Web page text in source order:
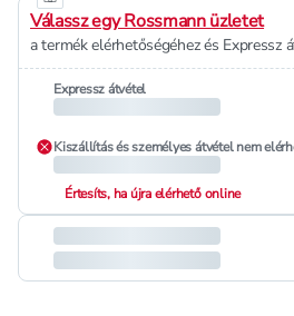
Válassz egy Rossmann üzletet
a termék elérhetőségéhez és Expressz
Expressz átvétel
Kiszállítás és személyes átvétel nem
Értesíts, ha újra elérhető online